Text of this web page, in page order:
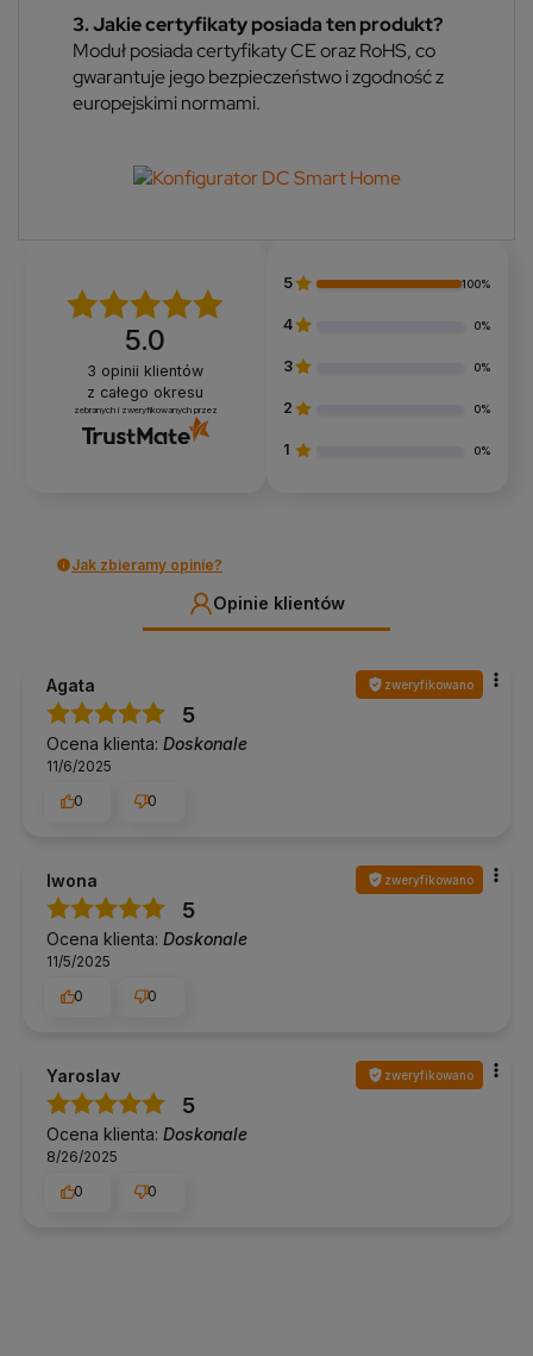
3. Jakie certyfikaty posiada ten produkt?
Moduł posiada certyfikaty CE oraz RoHS, co
gwarantuje jego bezpieczeństwo i zgodność z
europejskimi normami.
5.0
3 opinii klientów
z całego okresu
zebranych i zweryfikowanych przez
5 100%
4 0%
3 0%
2 0%
1 0%
Jak zbieramy opinie?
Opinie klientów
Agata zweryfikowano
5
Ocena klienta: Doskonale
11/6/2025
0
0
Iwona zweryfikowano
5
Ocena klienta: Doskonale
11/5/2025
0
0
Yaroslav zweryfikowano
5
Ocena klienta: Doskonale
8/26/2025
0
0